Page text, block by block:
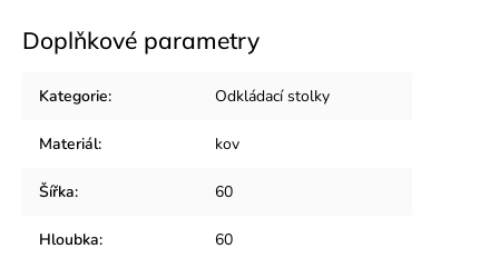
Doplňkové parametry
Kategorie: Odkládací stolky
Materiál: kov
Šířka: 60
Hloubka: 60